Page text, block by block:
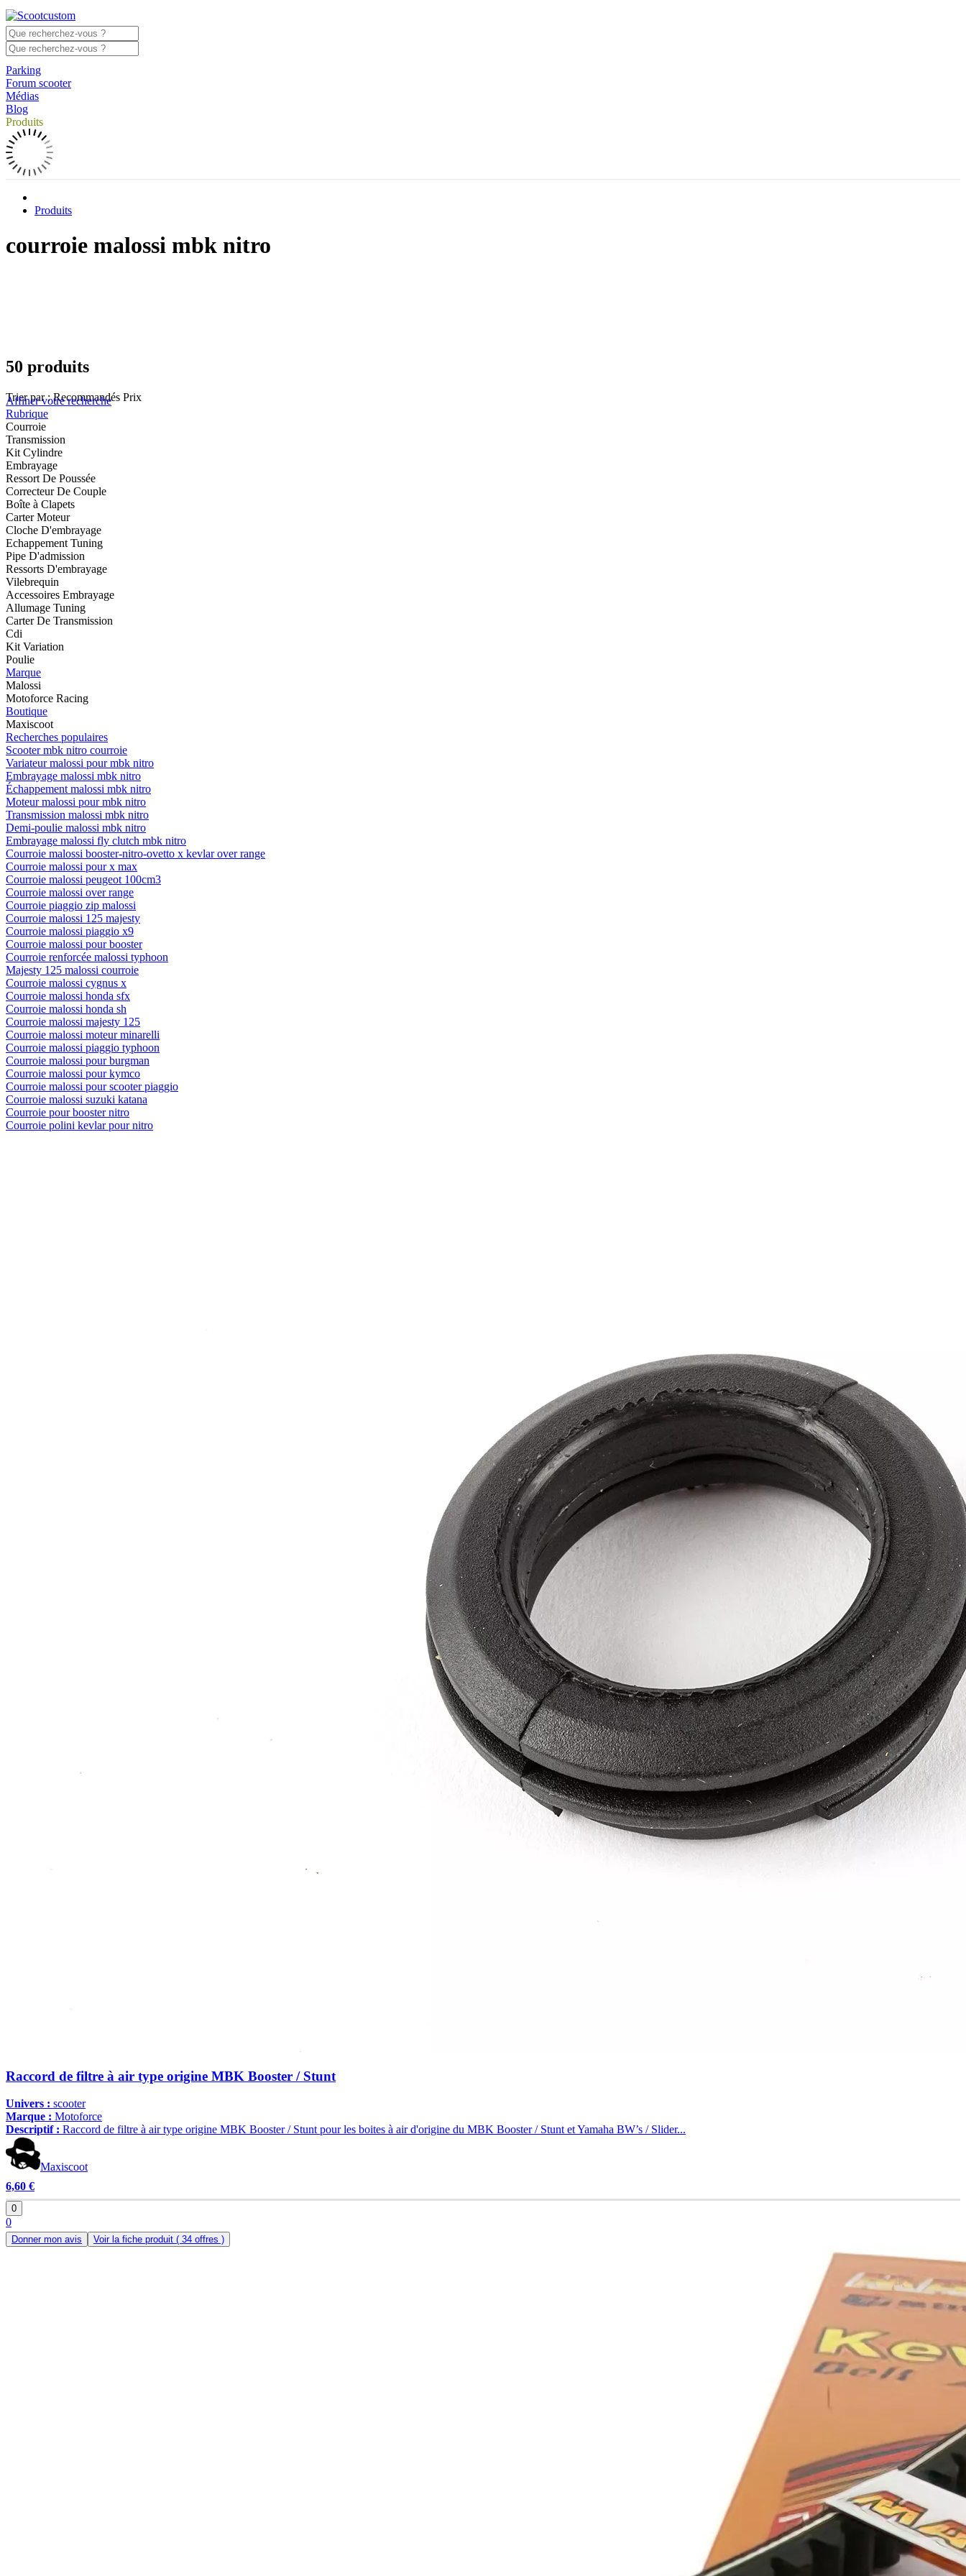
Parking
Forum scooter
Médias
Blog
Produits
Produits
courroie malossi mbk nitro
50 produits
Trier par : Recommandés Prix
Affiner votre recherche
Rubrique
Courroie
Transmission
Kit Cylindre
Embrayage
Ressort De Poussée
Correcteur De Couple
Boîte à Clapets
Carter Moteur
Cloche D'embrayage
Echappement Tuning
Pipe D'admission
Ressorts D'embrayage
Vilebrequin
Accessoires Embrayage
Allumage Tuning
Carter De Transmission
Cdi
Kit Variation
Poulie
Marque
Malossi
Motoforce Racing
Boutique
Maxiscoot
Recherches populaires
Scooter mbk nitro courroie
Variateur malossi pour mbk nitro
Embrayage malossi mbk nitro
Échappement malossi mbk nitro
Moteur malossi pour mbk nitro
Transmission malossi mbk nitro
Demi-poulie malossi mbk nitro
Embrayage malossi fly clutch mbk nitro
Courroie malossi booster-nitro-ovetto x kevlar over range
Courroie malossi pour x max
Courroie malossi peugeot 100cm3
Courroie malossi over range
Courroie piaggio zip malossi
Courroie malossi 125 majesty
Courroie malossi piaggio x9
Courroie malossi pour booster
Courroie renforcée malossi typhoon
Majesty 125 malossi courroie
Courroie malossi cygnus x
Courroie malossi honda sfx
Courroie malossi honda sh
Courroie malossi majesty 125
Courroie malossi moteur minarelli
Courroie malossi piaggio typhoon
Courroie malossi pour burgman
Courroie malossi pour kymco
Courroie malossi pour scooter piaggio
Courroie malossi suzuki katana
Courroie pour booster nitro
Courroie polini kevlar pour nitro
Raccord de filtre à air type origine MBK Booster / Stunt
Univers : scooter
Marque : Motoforce
Descriptif : Raccord de filtre à air type origine MBK Booster / Stunt pour les boites à air d'origine du MBK Booster / Stunt et Yamaha BW’s / Slider...
Maxiscoot
6,60 €
0
0
Donner mon avis Voir la fiche produit ( 34 offres )